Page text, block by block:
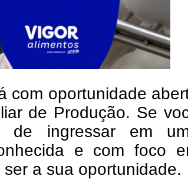
com oportunidade
de Produção. Se
de ingressar em
e com foco
a sua oportunidade.